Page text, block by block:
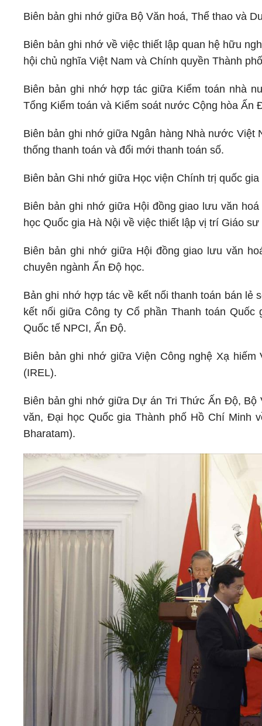
Biên bản ghi nhớ giữa Bộ Văn hoá, Thể thao và
Biên bản ghi nhớ về việc thiết lập quan hệ hữu
hội chủ nghĩa Việt Nam và Chính quyền Thành
Biên bản ghi nhớ hợp tác giữa Kiểm toán nhà
Tổng Kiểm toán và Kiểm soát nước Cộng hòa
Biên bản ghi nhớ giữa Ngân hàng Nhà nước
thống thanh toán và đổi mới thanh toán số.
Biên bản Ghi nhớ giữa Học viện Chính trị quốc
Biên bản ghi nhớ giữa Hội đồng giao lưu văn
học Quốc gia Hà Nội về việc thiết lập vị trí Giáo
Biên bản ghi nhớ giữa Hội đồng giao lưu văn
chuyên ngành Ấn Độ học.
Bản ghi nhớ hợp tác về kết nối thanh toán bán lẻ
kết nối giữa Công ty Cổ phần Thanh toán
Quốc tế NPCI, Ấn Độ.
Biên bản ghi nhớ giữa Viện Công nghệ Xạ
(IREL).
Biên bản ghi nhớ giữa Dự án Tri Thức Ấn Độ,
văn, Đại học Quốc gia Thành phố Hồ Chí Minh
Bharatam).